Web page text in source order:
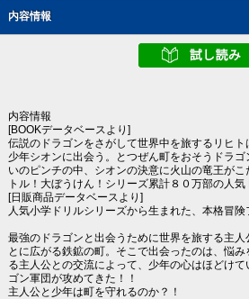
内容情報
内容情報
[BOOKデータベースより]
伝説のドラゴンをさがして世界中を旅するリヒト
少年シオンに出会う。とつぜん町をおそうドラ
いのピンチの中、シオンの決意に火山の竜王が
トル！大ぼうけん！シリーズ累計８０万部の人気
[日販商品データベースより]
人気小学ドリルシリーズから生まれた、本格冒険
最強のドラゴンと出会うために世界を旅する主
とに広がる鉄鉱の町。そこで出会ったのは、悩
る主人公との交流によって、少年の心はほどけ
ゴン軍団が攻めてきた！！
主人公と少年は町を守れるのか？！